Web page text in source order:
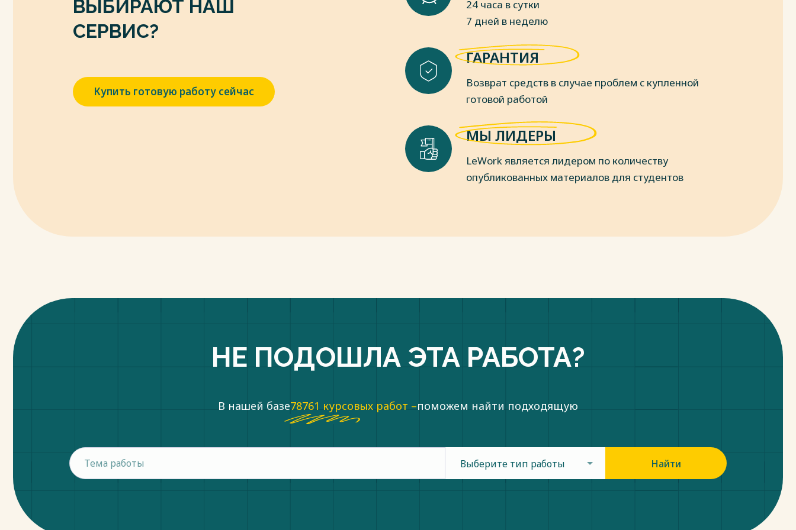
ВЫБИРАЮТ НАШ
СЕРВИС?
Купить готовую работу сейчас
24 часа в сутки
7 дней в неделю
ГАРАНТИЯ
Возврат средств в случае проблем с купленной
готовой работой
МЫ ЛИДЕРЫ
LeWork является лидером по количеству
опубликованных материалов для студентов
НЕ ПОДОШЛА ЭТА РАБОТА?
В нашей базе78761 курсовых работ –поможем найти подходящую
Выберите тип работы Найти